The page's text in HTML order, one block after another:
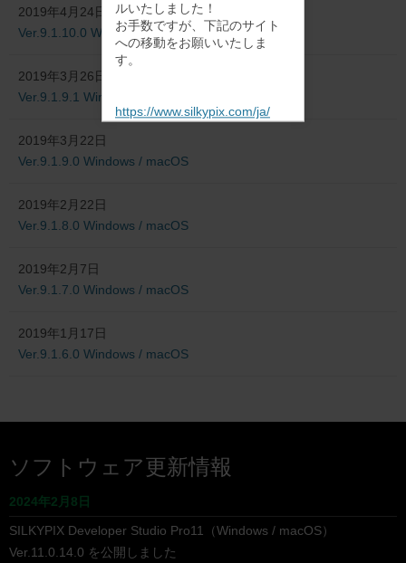
ルいたしました！
お手数ですが、下記のサイト
への移動をお願いいたしま
す。
https://www.silkypix.com/ja/
2019年4月24日
Ver.9.1.10.0 Windows / macOS
2019年3月26日
Ver.9.1.9.1 Windows / macOS
2019年3月22日
Ver.9.1.9.0 Windows / macOS
2019年2月22日
Ver.9.1.8.0 Windows / macOS
2019年2月7日
Ver.9.1.7.0 Windows / macOS
2019年1月17日
Ver.9.1.6.0 Windows / macOS
ソフトウェア更新情報
2024年2月8日
SILKYPIX Developer Studio Pro11（Windows / macOS）
Ver.11.0.14.0 を公開しました